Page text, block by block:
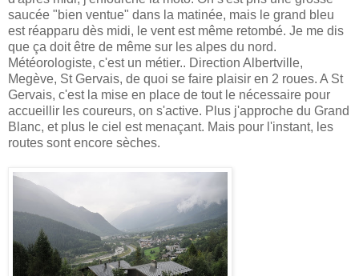
saucée "bien ventue" dans la matinée, mais le grand bleu
est réapparu dès midi, le vent est même retombé. Je me dis
que ça doit être de même sur les alpes du nord.
Météorologiste, c'est un métier.. Direction Albertville,
Megève, St Gervais, de quoi se faire plaisir en 2 roues. A St
Gervais, c'est la mise en place de tout le nécessaire pour
accueillir les coureurs, on s'active. Plus j'approche du Grand
Blanc, et plus le ciel est menaçant. Mais pour l'instant, les
routes sont encore sèches.